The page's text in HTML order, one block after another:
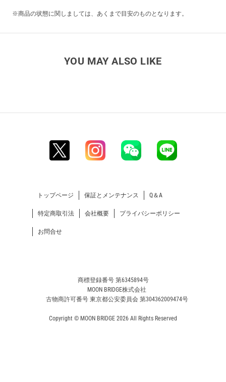
※商品の状態に関しましては、あくまで目安のものとなります。
YOU MAY ALSO LIKE
トップページ 保証とメンテナンス Q＆A
特定商取引法 会社概要 プライバシーポリシー
お問合せ
商標登録番号 第6345894号
MOON BRIDGE株式会社
古物商許可番号 東京都公安委員会 第304362009474号
Copyright © MOON BRIDGE 2026 All Rights Reserved